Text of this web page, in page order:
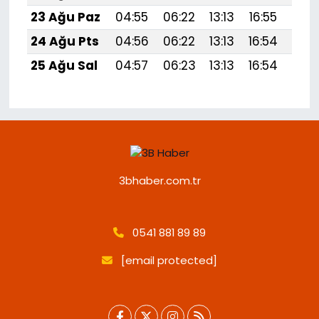
23 Ağu Paz
04:55 06:22 13:13 16:55
24 Ağu Pts
04:56 06:22 13:13 16:54
25 Ağu Sal
04:57 06:23 13:13 16:54
3bhaber.com.tr
0541 881 89 89
[email protected]